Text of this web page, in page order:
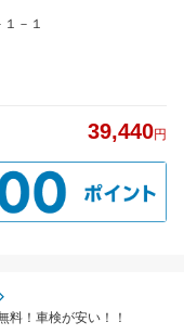
－１
39,440円
！車検が安い！！